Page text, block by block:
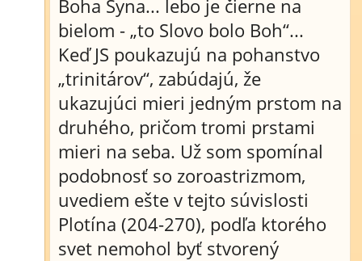
Boha Syna... lebo je čierne na
bielom - „to Slovo bolo Boh“...
Keď JS poukazujú na pohanstvo
„trinitárov“, zabúdajú, že
ukazujúci mieri jedným prstom na
druhého, pričom tromi prstami
mieri na seba. Už som spomínal
podobnosť so zoroastrizmom,
uvediem ešte v tejto súvislosti
Plotína (204-270), podľa ktorého
svet nemohol byť stvorený